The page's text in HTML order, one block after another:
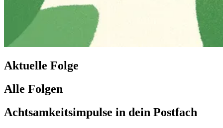
Aktuelle Folge
Alle Folgen
Achtsamkeitsimpulse in dein Postfach